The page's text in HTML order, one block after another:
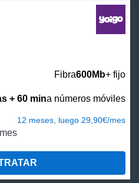
Fibra600Mb+ fijo
+ 60 mina números móviles
12 meses, luego 29,90€/mes